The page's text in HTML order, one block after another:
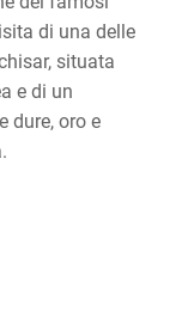
di una delle
situata
e di un
dure, oro e